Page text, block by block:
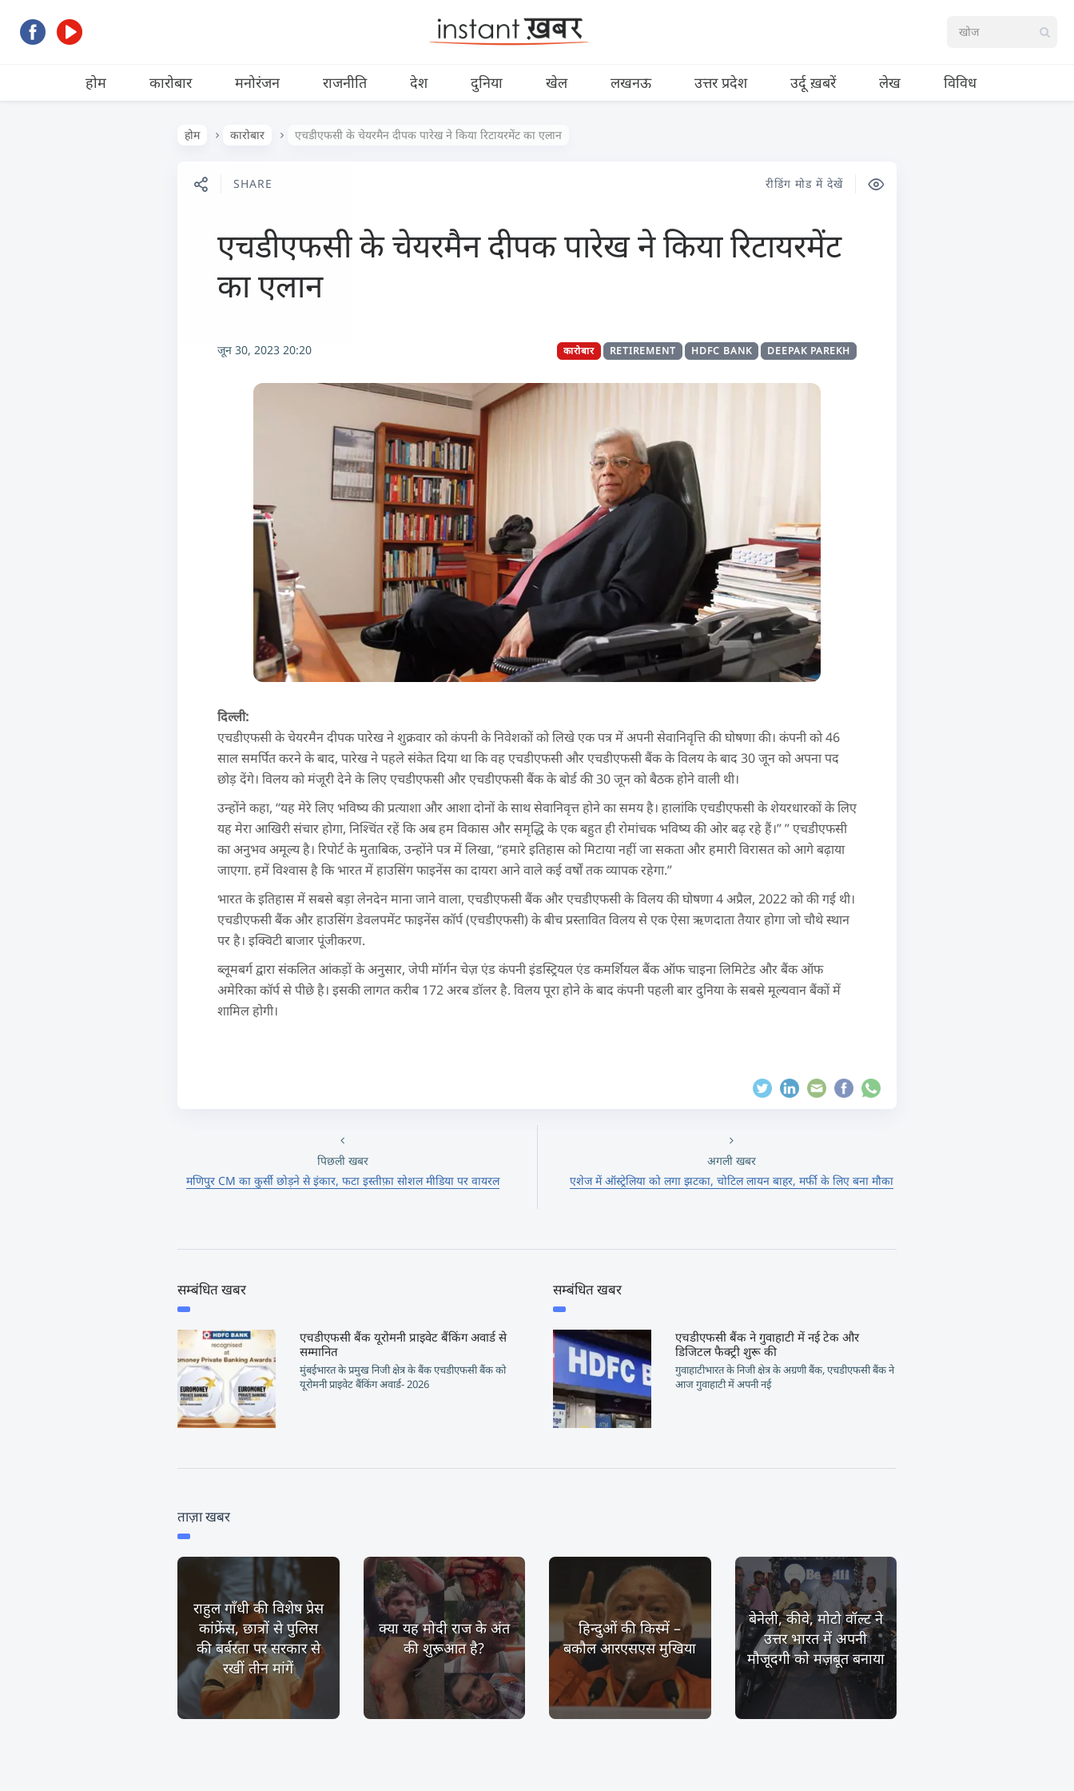
होम कारोबार मनोरंजन राजनीति देश दुनिया खेल लखनऊ उत्तर प्रदेश उर्दू ख़बरें लेख विविध
होम कारोबार एचडीएफसी के चेयरमैन दीपक पारेख ने किया रिटायरमेंट का एलान
SHARE रीडिंग मोड में देखें
एचडीएफसी के चेयरमैन दीपक पारेख ने किया रिटायरमेंट
का एलान
जून 30, 2023 20:20 DEEPAK PAREKH
HDFC BANK
RETIREMENT
कारोबार
दिल्ली:
एचडीएफसी के चेयरमैन दीपक पारेख ने शुक्रवार को कंपनी के निवेशकों को लिखे एक पत्र में अपनी सेवानिवृत्ति की घोषणा की। कंपनी को 46
साल समर्पित करने के बाद, पारेख ने पहले संकेत दिया था कि वह एचडीएफसी और एचडीएफसी बैंक के विलय के बाद 30 जून को अपना पद
छोड़ देंगे। विलय को मंजूरी देने के लिए एचडीएफसी और एचडीएफसी बैंक के बोर्ड की 30 जून को बैठक होने वाली थी।
उन्होंने कहा, “यह मेरे लिए भविष्य की प्रत्याशा और आशा दोनों के साथ सेवानिवृत्त होने का समय है। हालांकि एचडीएफसी के शेयरधारकों के लिए
यह मेरा आखिरी संचार होगा, निश्चिंत रहें कि अब हम विकास और समृद्धि के एक बहुत ही रोमांचक भविष्य की ओर बढ़ रहे हैं।” ” एचडीएफसी
का अनुभव अमूल्य है। रिपोर्ट के मुताबिक, उन्होंने पत्र में लिखा, “हमारे इतिहास को मिटाया नहीं जा सकता और हमारी विरासत को आगे बढ़ाया
जाएगा. हमें विश्वास है कि भारत में हाउसिंग फाइनेंस का दायरा आने वाले कई वर्षों तक व्यापक रहेगा.”
भारत के इतिहास में सबसे बड़ा लेनदेन माना जाने वाला, एचडीएफसी बैंक और एचडीएफसी के विलय की घोषणा 4 अप्रैल, 2022 को की गई थी।
एचडीएफसी बैंक और हाउसिंग डेवलपमेंट फाइनेंस कॉर्प (एचडीएफसी) के बीच प्रस्तावित विलय से एक ऐसा ऋणदाता तैयार होगा जो चौथे स्थान
पर है। इक्विटी बाजार पूंजीकरण.
ब्लूमबर्ग द्वारा संकलित आंकड़ों के अनुसार, जेपी मॉर्गन चेज़ एंड कंपनी इंडस्ट्रियल एंड कमर्शियल बैंक ऑफ चाइना लिमिटेड और बैंक ऑफ
अमेरिका कॉर्प से पीछे है। इसकी लागत करीब 172 अरब डॉलर है. विलय पूरा होने के बाद कंपनी पहली बार दुनिया के सबसे मूल्यवान बैंकों में
शामिल होगी।
पिछली खबर
मणिपुर CM का कुर्सी छोड़ने से इंकार, फटा इस्तीफ़ा सोशल मीडिया पर वायरल
अगली खबर
एशेज में ऑस्ट्रेलिया को लगा झटका, चोटिल लायन बाहर, मर्फी के लिए बना मौका
सम्बंधित खबर
एचडीएफसी बैंक यूरोमनी प्राइवेट बैंकिंग अवार्ड से
सम्मानित
मुंबईभारत के प्रमुख निजी क्षेत्र के बैंक एचडीएफसी बैंक को
यूरोमनी प्राइवेट बैंकिंग अवार्ड- 2026
सम्बंधित खबर
एचडीएफसी बैंक ने गुवाहाटी में नई टेक और
डिजिटल फैक्ट्री शुरू की
गुवाहाटीभारत के निजी क्षेत्र के अग्रणी बैंक, एचडीएफसी बैंक ने
आज गुवाहाटी में अपनी नई
ताज़ा खबर
राहुल गाँधी की विशेष प्रेस
कांफ्रेंस, छात्रों से पुलिस
की बर्बरता पर सरकार से
रखीं तीन मांगें
क्या यह मोदी राज के अंत
की शुरूआत है?
हिन्दुओं की किस्में –
बकौल आरएसएस मुखिया
बेनेली, कीवे, मोटो वॉल्ट ने
उत्तर भारत में अपनी
मौजूदगी को मज़बूत बनाया